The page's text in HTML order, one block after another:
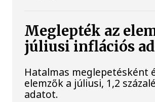
Meglepték az
júliusi inflációs
Hatalmas meglepetésként
elemzők a júliusi, 1,2
adatot.